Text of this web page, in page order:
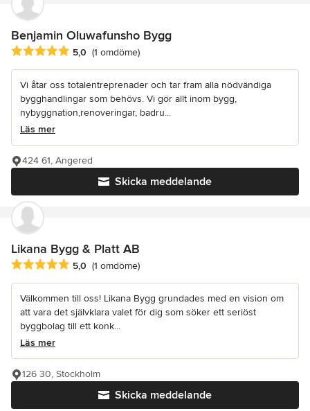
Benjamin Oluwafunsho Bygg
Genomsnittligt omdöme: 5 av 5 stjärnor
5,0 (1 omdöme)
Vi åtar oss totalentreprenader och tar fram alla nödvändiga
bygghandlingar som behövs. Vi gör allt inom bygg,
nybyggnation,renoveringar, badru...
Läs mer
Skicka meddelande
424 61, Angered
Likana Bygg & Platt AB
Genomsnittligt omdöme: 5 av 5 stjärnor
5,0 (1 omdöme)
Välkommen till oss! Likana Bygg grundades med en vision om
att vara det självklara valet för dig som söker ett seriöst
byggbolag till ett konk...
Läs mer
Skicka meddelande
126 30, Stockholm